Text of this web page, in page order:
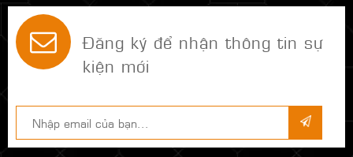
Đăng ký để nhận thông tin sự
kiện mới